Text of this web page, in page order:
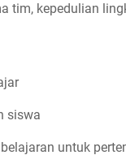
tim, kepedulian
siswa
untuk